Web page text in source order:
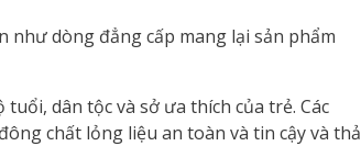
dòng đẳng cấp mang lại sản phẩm
dân tộc và sở ưa thích của trẻ. Các
chất lỏng liệu an toàn và tin cậy và thả